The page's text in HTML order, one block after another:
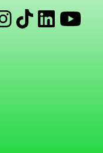
TiktokLinkedinYoutube